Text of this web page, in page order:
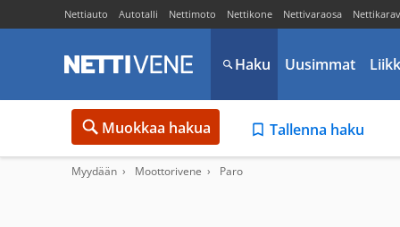
Nettiauto Autotalli Nettimoto Nettikone Nettivaraosa
Haku Uusimmat
Muokkaa hakua Tallenna haku
Myydään Moottorivene Paro